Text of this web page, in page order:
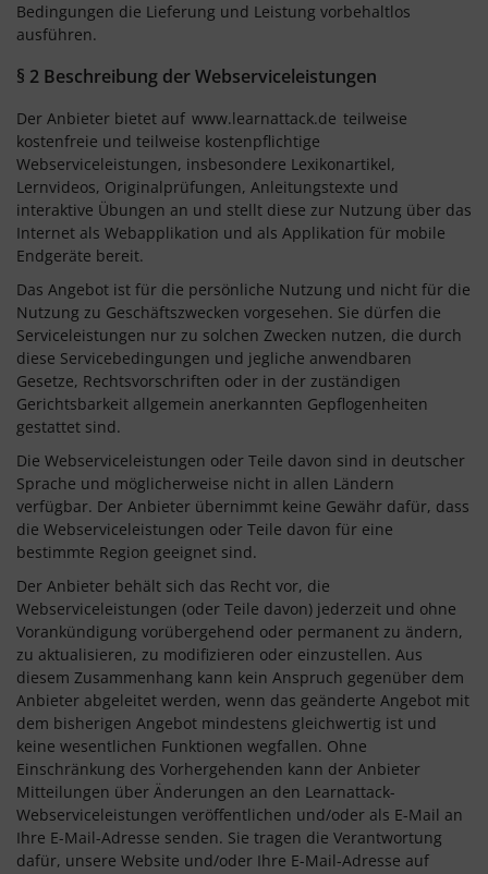
Bedingungen die Lieferung und Leistung vorbehaltlos
ausführen.
§ 2 Beschreibung der Webserviceleistungen
Der Anbieter bietet auf www.learnattack.de teilweise
kostenfreie und teilweise kostenpflichtige
Webserviceleistungen, insbesondere Lexikonartikel,
Lernvideos, Originalprüfungen, Anleitungstexte und
interaktive Übungen an und stellt diese zur Nutzung über das
Internet als Webapplikation und als Applikation für mobile
Endgeräte bereit.
Das Angebot ist für die persönliche Nutzung und nicht für die
Nutzung zu Geschäftszwecken vorgesehen. Sie dürfen die
Serviceleistungen nur zu solchen Zwecken nutzen, die durch
diese Servicebedingungen und jegliche anwendbaren
Gesetze, Rechtsvorschriften oder in der zuständigen
Gerichtsbarkeit allgemein anerkannten Gepflogenheiten
gestattet sind.
Die Webserviceleistungen oder Teile davon sind in deutscher
Sprache und möglicherweise nicht in allen Ländern
verfügbar. Der Anbieter übernimmt keine Gewähr dafür, dass
die Webserviceleistungen oder Teile davon für eine
bestimmte Region geeignet sind.
Der Anbieter behält sich das Recht vor, die
Webserviceleistungen (oder Teile davon) jederzeit und ohne
Vorankündigung vorübergehend oder permanent zu ändern,
zu aktualisieren, zu modifizieren oder einzustellen. Aus
diesem Zusammenhang kann kein Anspruch gegenüber dem
Anbieter abgeleitet werden, wenn das geänderte Angebot mit
dem bisherigen Angebot mindestens gleichwertig ist und
keine wesentlichen Funktionen wegfallen. Ohne
Einschränkung des Vorhergehenden kann der Anbieter
Mitteilungen über Änderungen an den Learnattack-
Webserviceleistungen veröffentlichen und/oder als E-Mail an
Ihre E-Mail-Adresse senden. Sie tragen die Verantwortung
dafür, unsere Website und/oder Ihre E-Mail-Adresse auf